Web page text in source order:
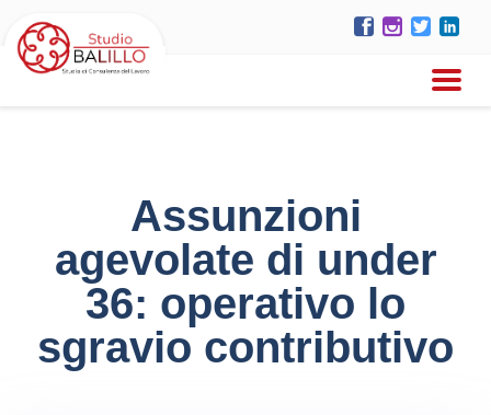
Assunzioni
agevolate di under
36: operativo lo
sgravio contributivo